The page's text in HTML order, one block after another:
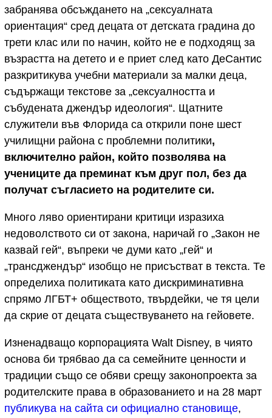
забранява обсъждането на „сексуалната
ориентация“ сред децата от детската градина до
трети клас или по начин, който не е подходящ за
възрастта на детето и е приет след като ДеСантис
разкритикува учебни материали за малки деца,
съдържащи текстове за „сексуалността и
събудената джендър идеология“. Щатните
служители във Флорида са открили поне шест
училищни района с проблемни политики,
включително район, който позволява на
учениците да преминат към друг пол, без да
получат съгласието на родителите си.
Много ляво ориентирани критици изразиха
недоволството си от закона, наричай го „Закон не
казвай гей“, въпреки че думи като „гей“ и
„трансджендър“ изобщо не присъстват в текста. Те
определиха политиката като дискриминативна
спрямо ЛГБТ+ обществото, твърдейки, че тя цели
да скрие от децата съществуването на гейовете.
Изненадващо корпорацията Walt Disney, в чиято
основа би трябвао да са семейните ценности и
традиции също се обяви срещу законопроекта за
родителските права в образованието и на 28 март
публикува на сайта си официално становище,